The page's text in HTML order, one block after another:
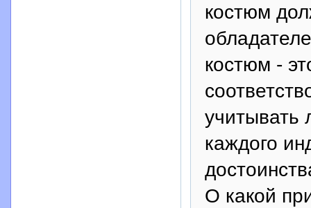
костюм
костюм -
учитывать
каждого
О какой